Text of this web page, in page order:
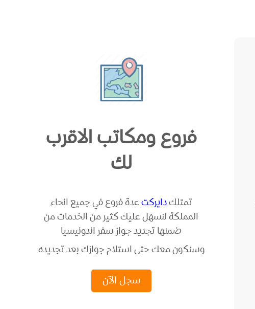
فروع ومكاتب الاقرب
لك
تمتلكدايركتعدة فروع في جميع انحاء
المملكة لنسهل عليك كثير من الخدمات من
ضمنها تجديد جواز سفر اندونيسيا
وسنكون معك حتى استلام جوازك بعد تجديده
سجل الآن